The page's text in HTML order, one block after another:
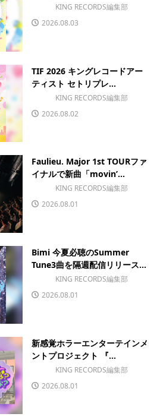
KING RECORDS編集部
2026.08.03
TIF 2026 キングレコードアー
ティスト セトリプレ...
KING RECORDS編集部
2026.08.02
Faulieu. Major 1st TOURファ
イナルで新曲「movin’...
KING RECORDS編集部
2026.08.01
Bimi 今夏必聴のSummer
Tune3曲を隔週配信リリース...
KING RECORDS編集部
2026.08.01
新感覚ホラーエンターテインメ
ントプロジェクト 『...
KING RECORDS編集部
2026.08.01